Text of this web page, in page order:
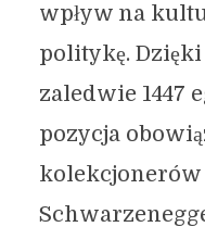
wpływ na
politykę.
zaledwie 1447
pozycja